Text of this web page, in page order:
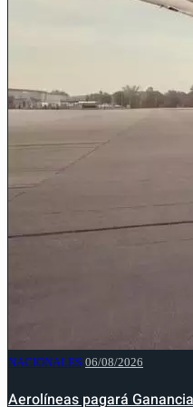
NACIONALES 06/08/2026
Aerolíneas pagará